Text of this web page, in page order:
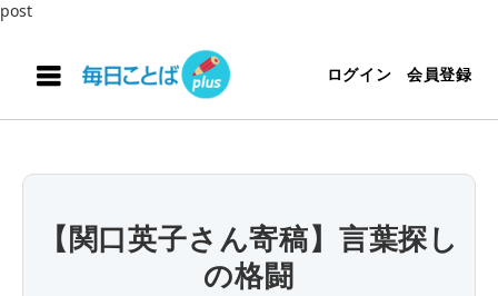
post
ログイン 会員登録
【関口英子さん寄稿】言葉探し
の格闘